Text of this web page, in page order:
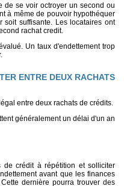
de se voir octroyer un second ou
à même de pouvoir hypothéquer
soit suffisante. Les locataires ont
rachat credit.
Un taux d'endettement trop
ENTRE DEUX RACHATS
entre deux rachats de crédits.
généralement un délai d'un an
de crédit à répétition et solliciter
avant que les finances
dernière pourra trouver des